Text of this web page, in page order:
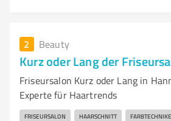
2 Beauty
Kurz oder Lang der
Friseursalon Kurz oder Lang in
Experte für Haartrends
FRISEURSALON HAARSCHNITT